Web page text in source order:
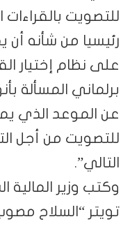
للتصويت
رئيسيا من شأنه أن
على نظام إختيار
برلماني المسألة
عن الموعد الذي
للتصويت من أجل
التالي”.
وكتب وزير المالية
تويتر “السلاح